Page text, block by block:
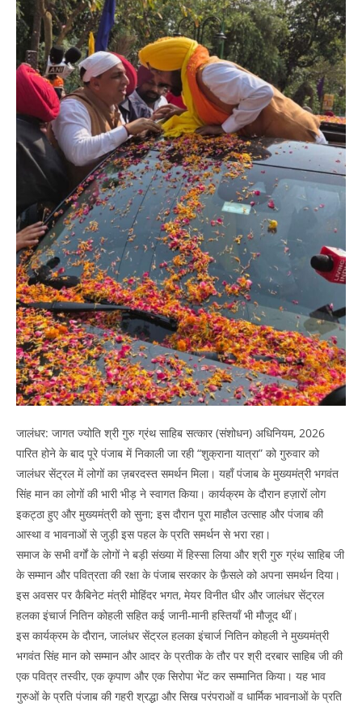
जालंधर: जागत ज्योति श्री गुरु ग्रंथ साहिब सत्कार (संशोधन) अधिनियम, 2026
पारित होने के बाद पूरे पंजाब में निकाली जा रही “शुक्राना यात्रा” को गुरुवार को
जालंधर सेंट्रल में लोगों का ज़बरदस्त समर्थन मिला। यहाँ पंजाब के मुख्यमंत्री भगवंत
सिंह मान का लोगों की भारी भीड़ ने स्वागत किया। कार्यक्रम के दौरान हज़ारों लोग
इकट्ठा हुए और मुख्यमंत्री को सुना; इस दौरान पूरा माहौल उत्साह और पंजाब की
आस्था व भावनाओं से जुड़ी इस पहल के प्रति समर्थन से भरा रहा।
समाज के सभी वर्गों के लोगों ने बड़ी संख्या में हिस्सा लिया और श्री गुरु ग्रंथ साहिब जी
के सम्मान और पवित्रता की रक्षा के पंजाब सरकार के फ़ैसले को अपना समर्थन दिया।
इस अवसर पर कैबिनेट मंत्री मोहिंदर भगत, मेयर विनीत धीर और जालंधर सेंट्रल
हलका इंचार्ज नितिन कोहली सहित कई जानी-मानी हस्तियाँ भी मौजूद थीं।
इस कार्यक्रम के दौरान, जालंधर सेंट्रल हलका इंचार्ज नितिन कोहली ने मुख्यमंत्री
भगवंत सिंह मान को सम्मान और आदर के प्रतीक के तौर पर श्री दरबार साहिब जी की
एक पवित्र तस्वीर, एक कृपाण और एक सिरोपा भेंट कर सम्मानित किया। यह भाव
गुरुओं के प्रति पंजाब की गहरी श्रद्धा और सिख परंपराओं व धार्मिक भावनाओं के प्रति